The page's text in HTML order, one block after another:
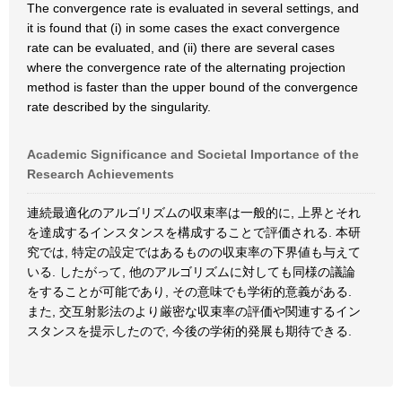
The convergence rate is evaluated in several settings, and
it is found that (i) in some cases the exact convergence
rate can be evaluated, and (ii) there are several cases
where the convergence rate of the alternating projection
method is faster than the upper bound of the convergence
rate described by the singularity.
Academic Significance and Societal Importance of the
Research Achievements
連続最適化のアルゴリズムの収束率は一般的に, 上界とそれ
を達成するインスタンスを構成することで評価される. 本研
究では, 特定の設定ではあるものの収束率の下界値も与えて
いる. したがって, 他のアルゴリズムに対しても同様の議論
をすることが可能であり, その意味でも学術的意義がある.
また, 交互射影法のより厳密な収束率の評価や関連するイン
スタンスを提示したので, 今後の学術的発展も期待できる.